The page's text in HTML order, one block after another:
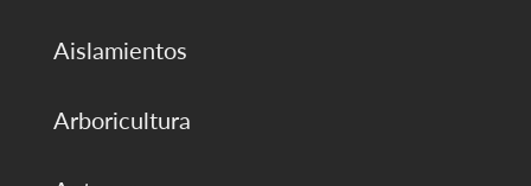
Aislamientos
Arboricultura